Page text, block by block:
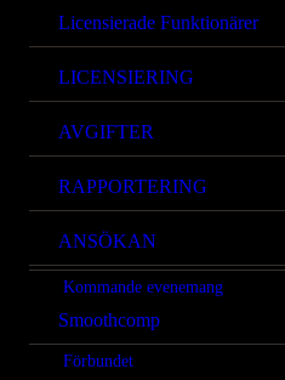
Licensierade Funktionärer
LICENSIERING
AVGIFTER
RAPPORTERING
ANSÖKAN
Kommande evenemang
Smoothcomp
Förbundet